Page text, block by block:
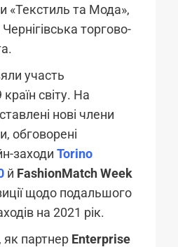
«Текстиль та Мода»,
торгово-
участь
світу. На
нові члени
обговорені
заходи Torino
й FashionMatch Week
щодо подальшого
на 2021 рік.
, як партнер Enterprise